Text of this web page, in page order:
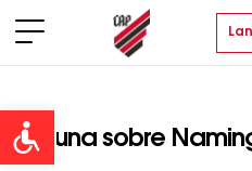
Open toolbar
Coluna sobre